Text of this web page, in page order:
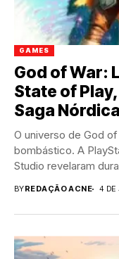
GAMES
God of War:
State of
Saga Nórdica
O universo de God
bombástico. A
Studio revelaram
BYREDAÇÃO ACNE 4 DE